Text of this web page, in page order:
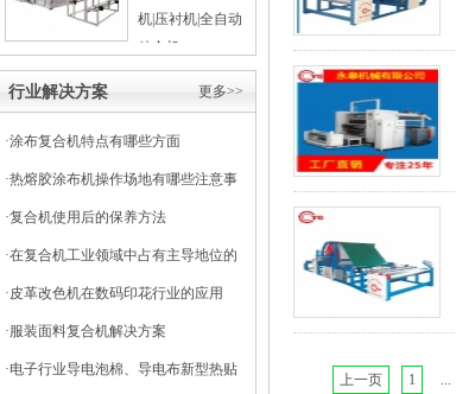
机|压衬机|全自动
粘合机
更多>>
行业解决方案
·涂布复合机特点有哪些方面
·热熔胶涂布机操作场地有哪些注意事
项
·复合机使用后的保养方法
·在复合机工业领域中占有主导地位的
干式复合机
·皮革改色机在数码印花行业的应用
·服装面料复合机解决方案
·电子行业导电泡棉、导电布新型热贴
上一页 1 ...